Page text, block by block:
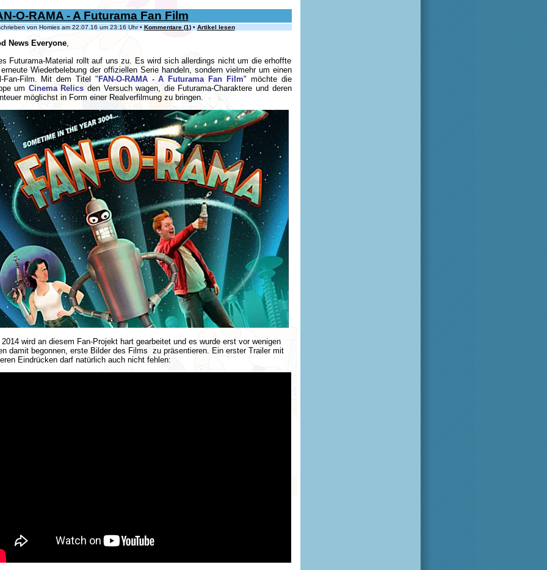
O-RAMA - A Futurama Fan Film
von Homies am 22.07.16 um 23:16 Uhr • Kommentare (1)• Artikel lesen
News Everyone,
Futurama-Material rollt auf uns zu. Es wird sich allerdings nicht um die erhoffte
Wiederbelebung der offiziellen Serie handeln, sondern vielmehr um einen
Fan-Film. Mit dem Titel "FAN-O-RAMA - A Futurama Fan Film" möchte die
um Cinema Relics den Versuch wagen, die Futurama-Charaktere und deren
möglichst in Form einer Realverfilmung zu bringen.
wird an diesem Fan-Projekt hart gearbeitet und es wurde erst vor wenigen
damit begonnen, erste Bilder des Films zu präsentieren. Ein erster Trailer mit
Eindrücken darf natürlich auch nicht fehlen: